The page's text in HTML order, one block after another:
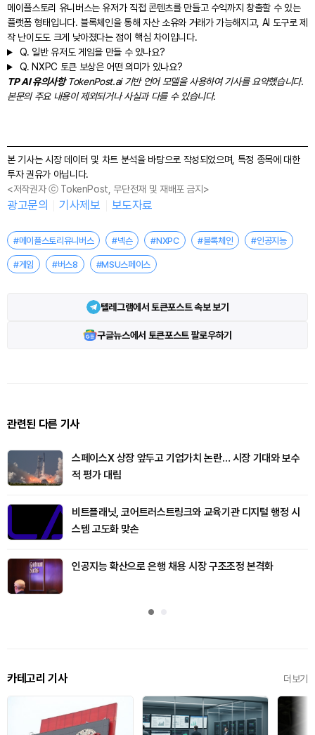
메이플스토리 유니버스는 유저가 직접 콘텐츠를 만들고 수익까지 창출할 수 있는
플랫폼 형태입니다. 블록체인을 통해 자산 소유와 거래가 가능해지고, AI 도구로 제
작 난이도도 크게 낮아졌다는 점이 핵심 차이입니다.
Q. 일반 유저도 게임을 만들 수 있나요?
Q. NXPC 토큰 보상은 어떤 의미가 있나요?
TP AI 유의사항TokenPost.ai 기반 언어 모델을 사용하여 기사를 요약했습니다.
본문의 주요 내용이 제외되거나 사실과 다를 수 있습니다.
본 기사는 시장 데이터 및 차트 분석을 바탕으로 작성되었으며, 특정 종목에 대한
투자 권유가 아닙니다.
<저작권자 ⓒ TokenPost, 무단전재 및 재배포 금지>
광고문의 기사제보 보도자료
#메이플스토리유니버스 #넥슨 #NXPC #블록체인 #인공지능
#게임 #버스8 #MSU스페이스
텔레그램에서 토큰포스트 속보 보기
구글뉴스에서 토큰포스트 팔로우하기
관련된 다른 기사
스페이스X 상장 앞두고 기업가치 논란… 시장 기대와 보수
적 평가 대립
비트플래닛, 코어트러스트링크와 교육기관 디지털 행정 시
스템 고도화 맞손
인공지능 확산으로 은행 채용 시장 구조조정 본격화
카테고리 기사 더보기